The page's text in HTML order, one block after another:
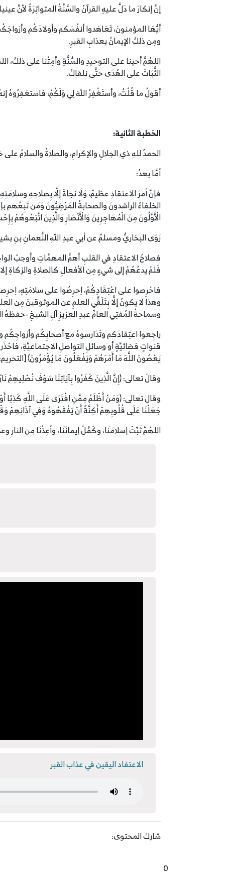
إنَّ إنكارَ ما دَلَّ عليهِ القرآنُ والسُّنَّةُ المتواتِرَةُ لأنَّ
أيُّهَا المؤمنونَ، تَعَاهَدوا أنفُسَكم وأولادَكُم
ومِن ذلكَ الإيمانُ بعذابِ القبرِ.
اللهُمَّ أحينا على التوحيدِ والسُّنَّةِ وأمِتْنا على ذلكَ،
الثَّبَاتَ على الهُدَى حتَّى نلقاكَ.
أقولُ ما قُلْتُ، وأستَغْفِرُ اللهَ لِي وَلَكُمْ، فاستغفِرُوهُ
الخطبة الثانية:
الحمدُ للهِ ذي الجلالِ والإكرامِ، والصلاةُ والسلامُ على
أمَّا بعدُ:
فإنَّ أمرَ الاعتقادِ عظيمٌ، وَلَا نجاةَ إِلَّا بِصلاحِهِ
الخلفاءُ الراشدونَ والصحابةُ المَرْضِيُّونَ وَمَن تَبِعُهم
الْأَوَّلُونَ مِنَ الْمُهَاجِرِينَ وَالْأَنْصَارِ وَالَّذِينَ اتَّبَعُوهُمْ
رَوَى البخاريُّ ومسلمٌ عن أبي عبدِ اللهِ النُّعمانِ بنِ
فصلاحُ الاعتقادِ في القلبِ أهمُّ المهمَّاتِ وأوجبُ
فَلمْ يدعُهُمْ إلى شيءٍ مِن الأفعالِ كالصلاةِ والزكاةِ
فاحْرِصوا على اعْتِقَادِكُمْ، اِحرِصُوا على سلامَتِهِ،
وهذا لا يكونُ إلَّا بِتَلَقِّي العلمِ عن الموثوقينَ مِن
وسماحةُ المُفتِي العامِّ عبدِ العزيزِ آلِ الشيخِ -
راجِعوا اعتِقادَكم وتَدَارسوهُ مع أصحابِكُم وأزواجِكُم
قنواتٍ فضائيَّةٍ أو وسائلِ التواصلِ الاجتماعيَّةِ،
يَعْصُونَ اللَّهَ مَا أَمَرَهُمْ وَيَفْعَلُونَ مَا يُؤْمَرُونَ﴾ [التحريم: 6].
وقالَ تعالى: ﴿إِنَّ الَّذِينَ كَفَرُوا بِآيَاتِنَا سَوْفَ نُصْلِيهِمْ
جَعَلْنَا عَلَى قُلُوبِهِمْ أَكِنَّةً أَنْ يَفْقَهُوهُ وَفِي آذَانِهِمْ
اللهُمَّ ثَبِّتْ إسلامَنَا، وكَمِّلْ إيمانَنَا، وأعِذْنَا مِن النارِ
الاعتفاد اليقين في عذاب القبر
شارك المحتوى:
0